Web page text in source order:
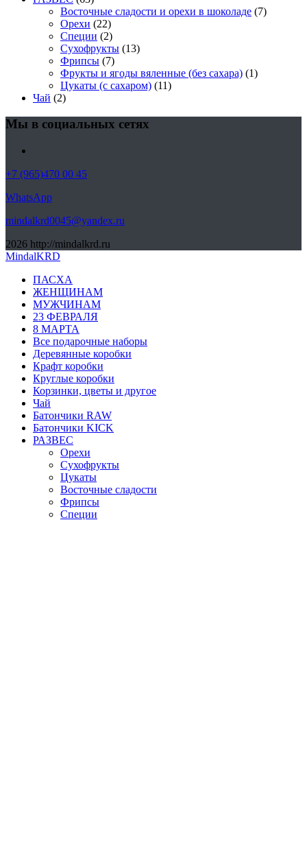
Восточные сладости и орехи в шоколаде (7)
Орехи (22)
Специи (2)
Сухофрукты (13)
Фрипсы (7)
Фрукты и ягоды вяленные (без сахара) (1)
Цукаты (с сахаром) (11)
Чай (2)
Мы в социальных сетях
+7 (965)470 00 45
WhatsApp
mindalkrd0045@yandex.ru
2026 http://mindalkrd.ru
MindalKRD
ПАСХА
ЖЕНЩИНАМ
МУЖЧИНАМ
23 ФЕВРАЛЯ
8 МАРТА
Все подарочные наборы
Деревянные коробки
Крафт коробки
Круглые коробки
Корзинки, цветы и другое
Чай
Батончики RAW
Батончики KICK
РАЗВЕС
Орехи
Сухофрукты
Цукаты
Восточные сладости
Фрипсы
Специи